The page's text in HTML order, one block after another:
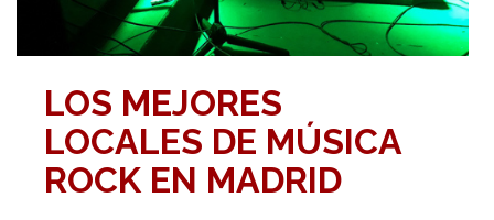
LOS MEJORES
LOCALES DE MÚSICA
ROCK EN MADRID